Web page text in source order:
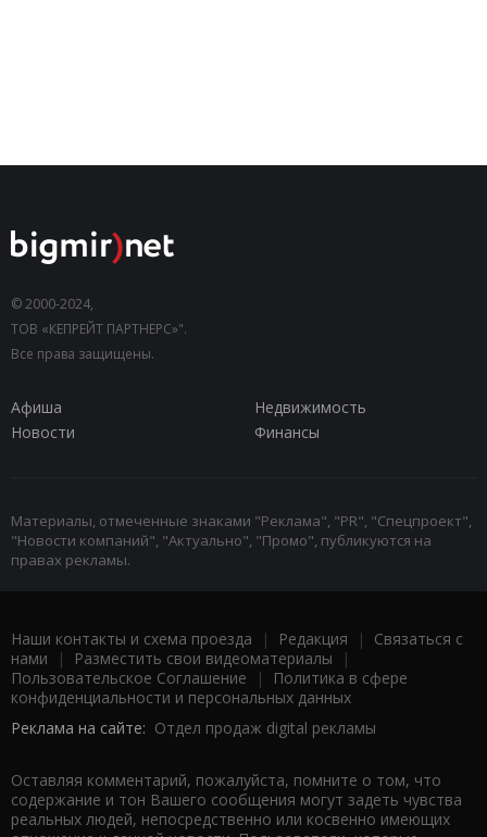
© 2000-2024,
ТОВ «КЕПРЕЙТ ПАРТНЕРС»".
Все права защищены.
Афиша
Недвижимость
Новости
Финансы
Материалы, отмеченные знаками "Реклама", "PR", "Спецпроект",
"Новости компаний", "Актуально", "Промо", публикуются на
правах рекламы.
Наши контакты и схема проезда | Редакция | Связаться с
нами | Разместить свои видеоматериалы |
Пользовательское Соглашение |
Политика в сфере
конфиденциальности и персональных данных
Реклама на сайте: Отдел продаж digital рекламы
Оставляя комментарий, пожалуйста, помните о том, что
содержание и тон Вашего сообщения могут задеть чувства
реальных людей, непосредственно или косвенно имеющих